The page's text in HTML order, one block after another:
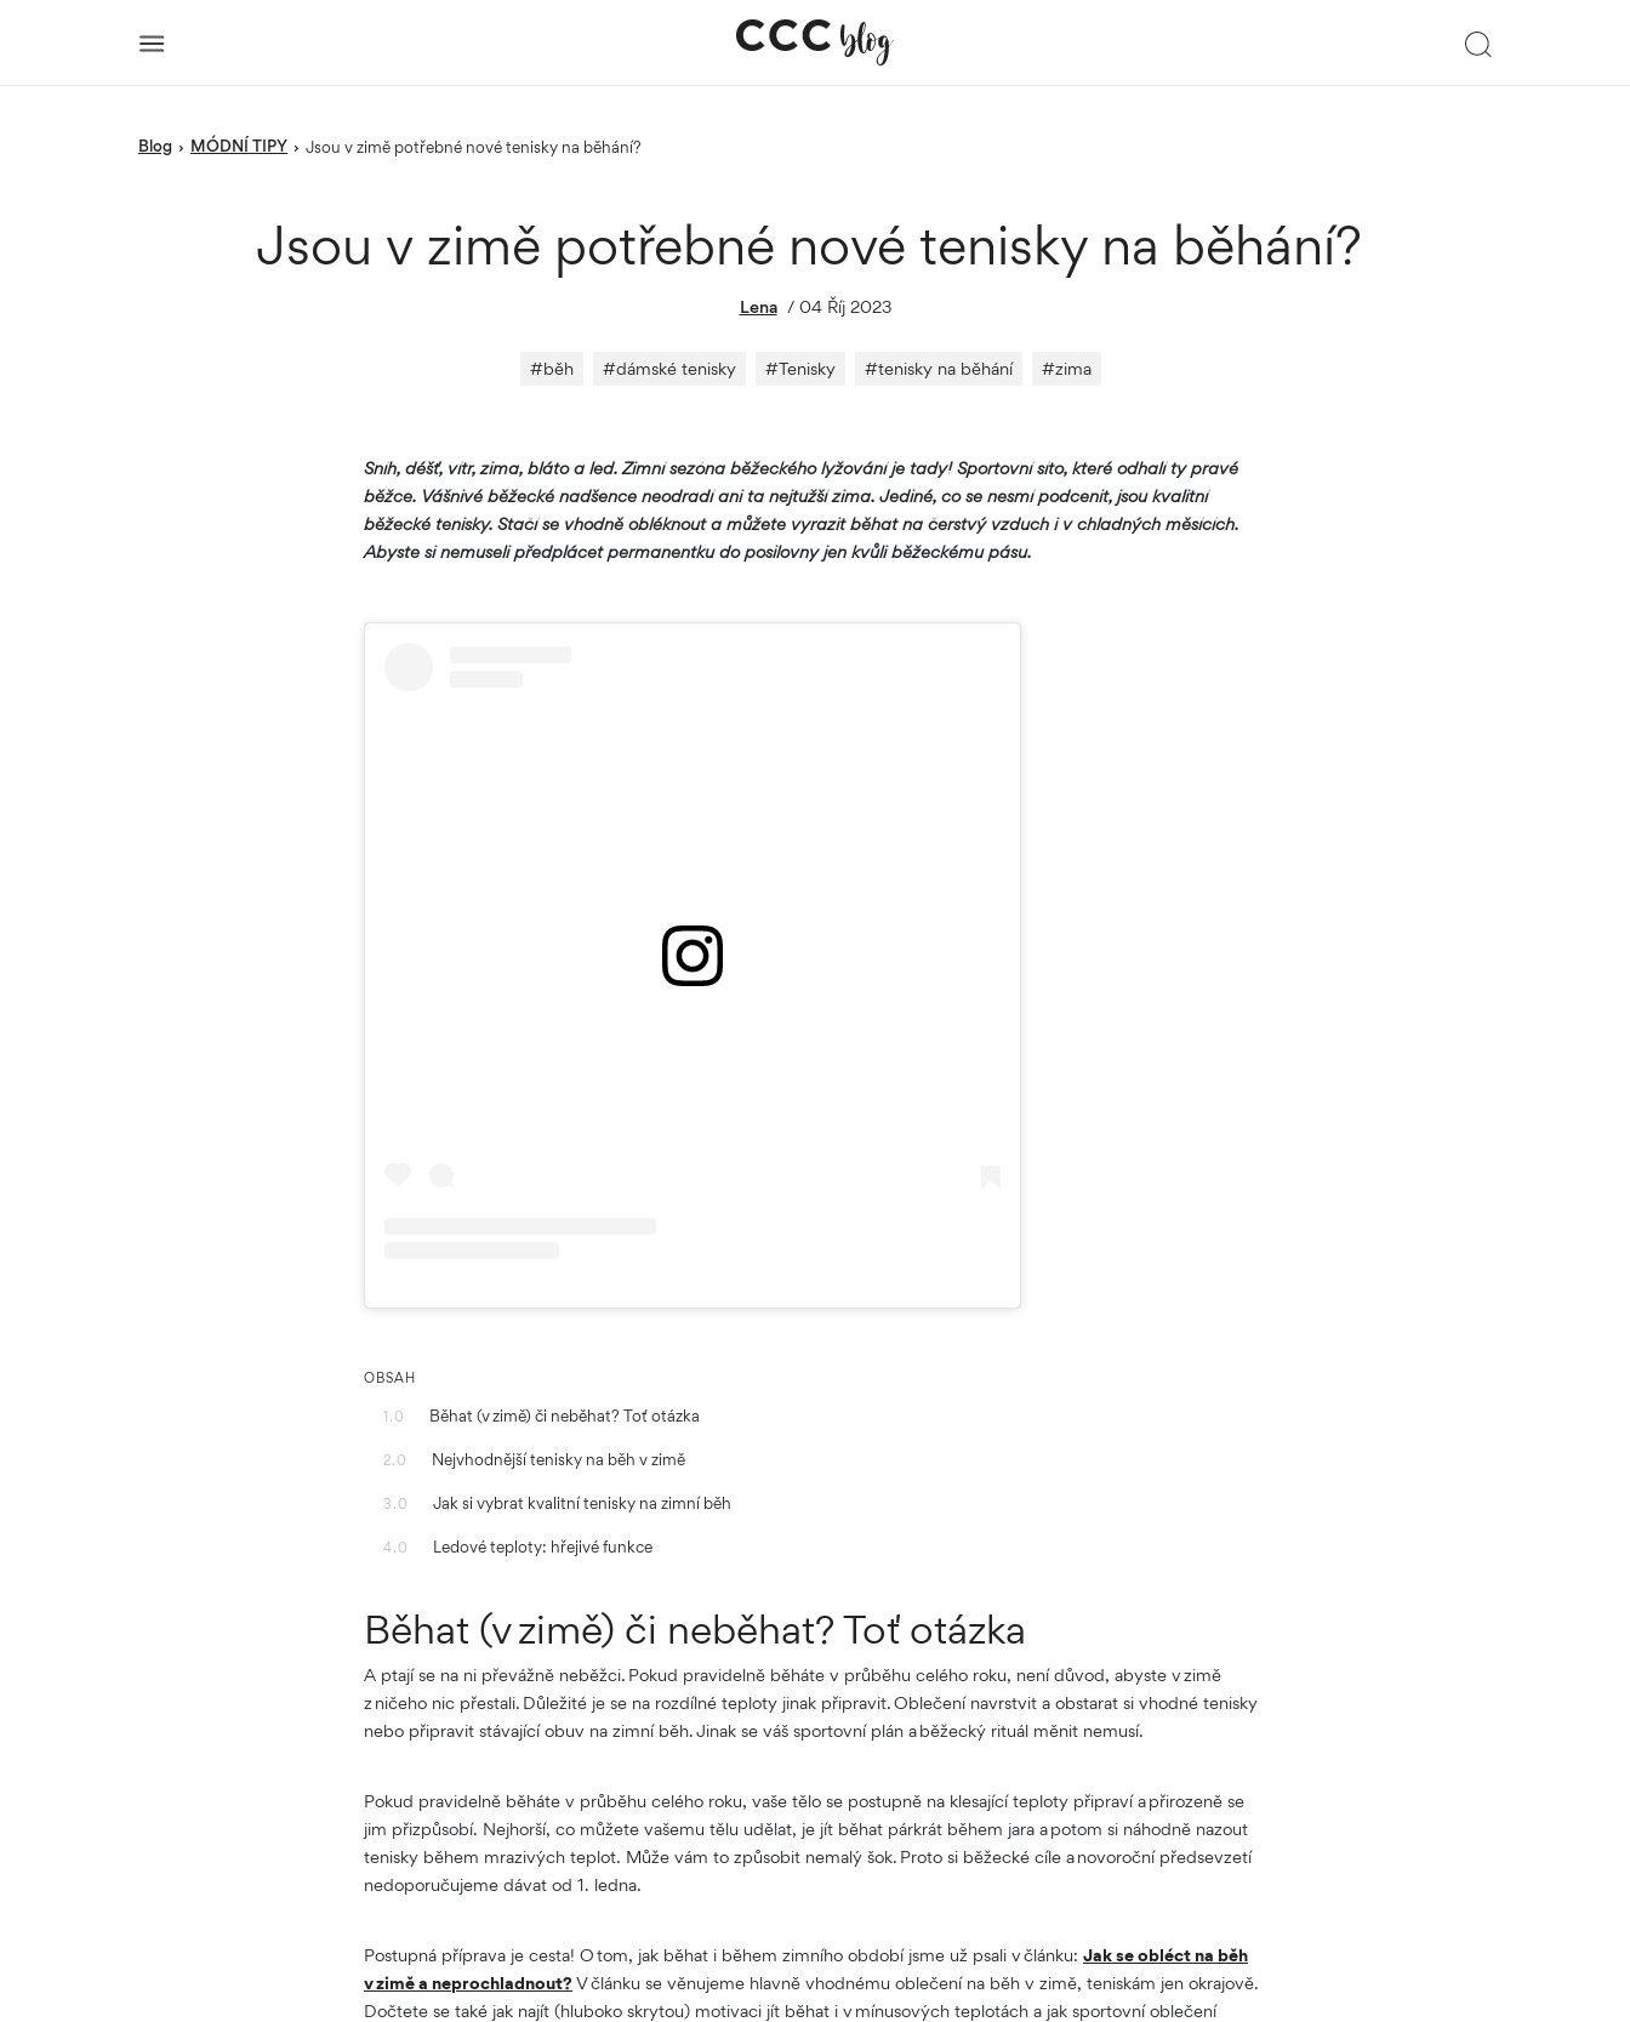
blog › MÓDNÍ TIPY › Jsou v zimě potřebné nové tenisky na běhání?
Jsou v zimě potřebné nové tenisky na běhání?
Lena / 04 Říj 2023
#běh #dámské tenisky #Tenisky #tenisky na běhání #zima
Sníh, déšť, vítr, zima, bláto a led. Zimní sezóna běžeckého lyžování je tady! Sportovní síto, které odhalí ty pravé
běžce. Vášnivé běžecké nadšence neodradí ani ta nejtužší zima. Jediné, co se nesmí podcenit, jsou kvalitní
běžecké tenisky. Stačí se vhodně obléknout a můžete vyrazit běhat na čerstvý vzduch i v chladných měsících.
Abyste si nemuseli předplácet permanentku do posilovny jen kvůli běžeckému pásu.
OBSAH
1.0 Běhat (v zimě) či neběhat? Toť otázka
2.0 Nejvhodnější tenisky na běh v zimě
3.0 Jak si vybrat kvalitní tenisky na zimní běh
4.0 Ledové teploty: hřejivé funkce
Běhat (v zimě) či neběhat? Toť otázka
A ptají se na ni převážně neběžci. Pokud pravidelně běháte v průběhu celého roku, není důvod, abyste v zimě
z ničeho nic přestali. Důležité je se na rozdílné teploty jinak připravit. Oblečení navrstvit a obstarat si vhodné tenisky
nebo připravit stávající obuv na zimní běh. Jinak se váš sportovní plán a běžecký rituál měnit nemusí.
Pokud pravidelně běháte v průběhu celého roku, vaše tělo se postupně na klesající teploty připraví a přirozeně se
jim přizpůsobí. Nejhorší, co můžete vašemu tělu udělat, je jít běhat párkrát během jara a potom si náhodně nazout
tenisky během mrazivých teplot. Může vám to způsobit nemalý šok. Proto si běžecké cíle a novoroční předsevzetí
nedoporučujeme dávat od 1. ledna.
Postupná příprava je cesta! O tom, jak běhat i během zimního období jsme už psali v článku: Jak se obléct na běh
v zimě a neprochladnout? V článku se věnujeme hlavně vhodnému oblečení na běh v zimě, teniskám jen okrajově.
Dočtete se také jak najít (hluboko skrytou) motivaci jít běhat i v mínusových teplotách a jak sportovní oblečení